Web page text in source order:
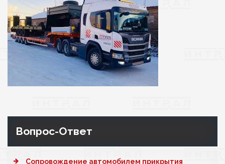
Вопрос-Ответ
Cопровождение автомобилем прикрытия